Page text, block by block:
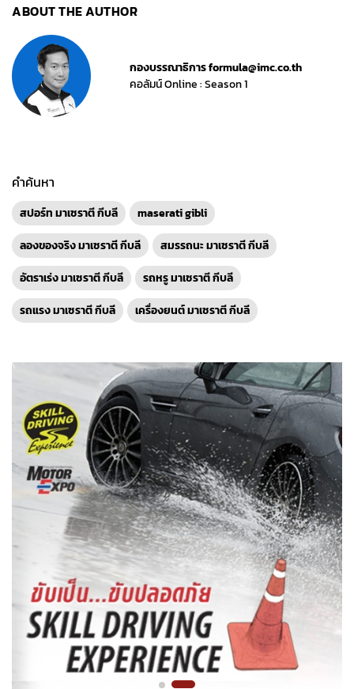
ABOUT THE AUTHOR
กองบรรณาธิการ formula@imc.co.th
คอลัมน์ Online : Season 1
คำค้นหา
สปอร์ท มาเซราตี กีบลี
maserati gibli
ลองของจริง มาเซราตี กีบลี
สมรรถนะ มาเซราตี กีบลี
อัตราเร่ง มาเซราตี กีบลี
รถหรู มาเซราตี กีบลี
รถแรง มาเซราตี กีบลี
เครื่องยนต์ มาเซราตี กีบลี